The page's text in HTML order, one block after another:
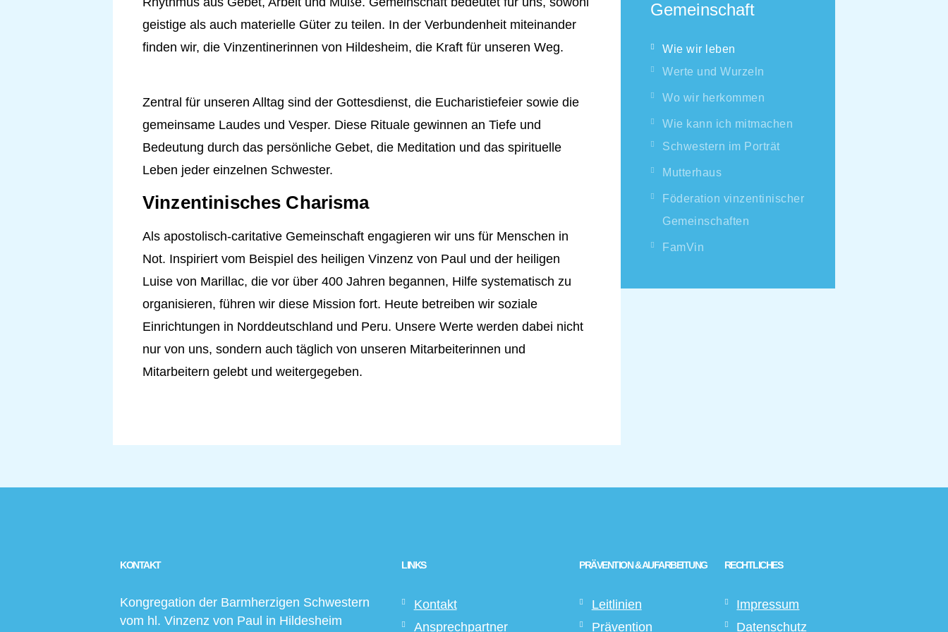
geistige als auch materielle Güter zu teilen. In der Verbundenheit miteinander
finden wir, die Vinzentinerinnen von Hildesheim, die Kraft für unseren Weg.
Zentral für unseren Alltag sind der Gottesdienst, die Eucharistiefeier sowie die
gemeinsame Laudes und Vesper. Diese Rituale gewinnen an Tiefe und
Bedeutung durch das persönliche Gebet, die Meditation und das spirituelle
Leben jeder einzelnen Schwester.
Vinzentinisches Charisma
Als apostolisch-caritative Gemeinschaft engagieren wir uns für Menschen in
Not. Inspiriert vom Beispiel des heiligen Vinzenz von Paul und der heiligen
Luise von Marillac, die vor über 400 Jahren begannen, Hilfe systematisch zu
organisieren, führen wir diese Mission fort. Heute betreiben wir soziale
Einrichtungen in Norddeutschland und Peru. Unsere Werte werden dabei nicht
nur von uns, sondern auch täglich von unseren Mitarbeiterinnen und
Mitarbeitern gelebt und weitergegeben.
Gemeinschaft
Wie wir leben
Werte und Wurzeln
Wo wir herkommen
Wie kann ich mitmachen
Schwestern im Porträt
Mutterhaus
Föderation vinzentinischer
Gemeinschaften
FamVin
KONTAKT
Kongregation der Barmherzigen Schwestern
vom hl. Vinzenz von Paul in Hildesheim
LINKS
Kontakt
Ansprechpartner
PRÄVENTION & AUFARBEITUNG
Leitlinien
Prävention
RECHTLICHES
Impressum
Datenschutz